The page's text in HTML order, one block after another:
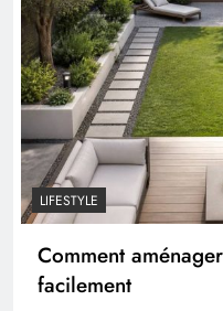
LIFESTYLE
Comment
facilement